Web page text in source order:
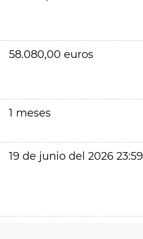
58.080,00 euros
1 meses
19 de junio del 2026 23:59